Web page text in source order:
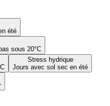
été
sous 20°C
Stress hydrique
Jours avec sol sec en été